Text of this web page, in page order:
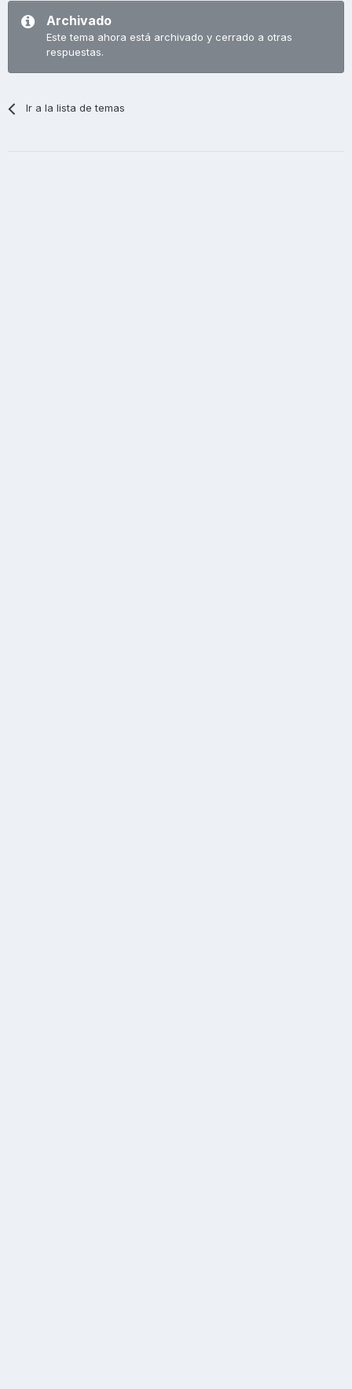
Archivado
Este tema ahora está archivado y cerrado a otras
respuestas.
Ir a la lista de temas